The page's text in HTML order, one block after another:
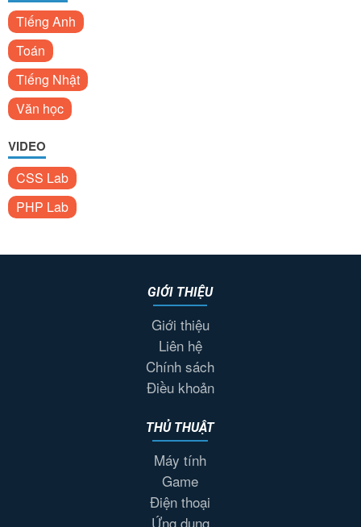
Tiếng Anh
Toán
Tiếng Nhật
Văn học
VIDEO
CSS Lab
PHP Lab
GIỚI THIỆU
Giới thiệu
Liên hệ
Chính sách
Điều khoản
THỦ THUẬT
Máy tính
Game
Điện thoại
Ứng dụng